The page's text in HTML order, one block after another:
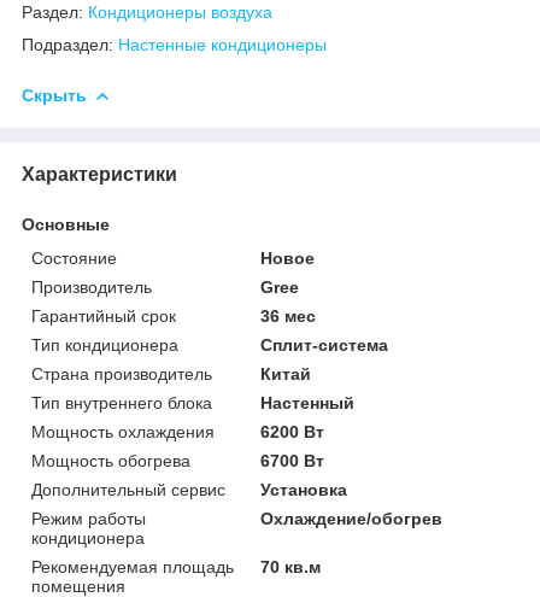
Раздел: Кондиционеры воздуха
Подраздел: Настенные кондиционеры
Скрыть
Характеристики
Основные
Состояние
Новое
Производитель
Gree
Гарантийный срок
36 мес
Тип кондиционера
Сплит-система
Страна производитель
Китай
Тип внутреннего блока
Настенный
Мощность охлаждения
6200 Вт
Мощность обогрева
6700 Вт
Дополнительный сервис
Установка
Режим работы
кондиционера
Охлаждение/обогрев
Рекомендуемая площадь
помещения
70 кв.м